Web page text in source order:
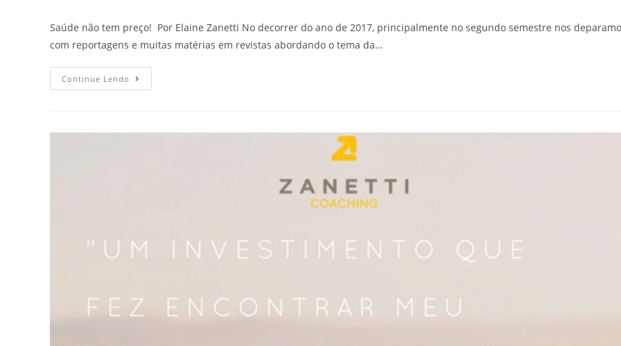
Saúde não tem preço! Por Elaine Zanetti No decorrer do ano de 2017, principalmente no segundo semestre nos
com reportagens e muitas matérias em revistas abordando o tema da…
Continue Lendo